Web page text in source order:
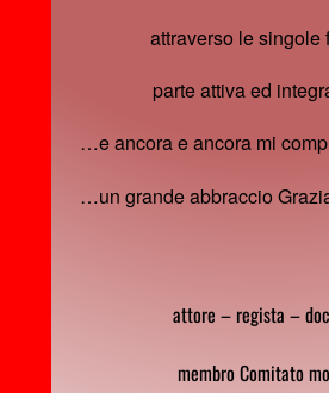
attraverso le singole
parte attiva ed
…e ancora e ancora mi
…un grande abbraccio
attore – regista –
membro Comitato